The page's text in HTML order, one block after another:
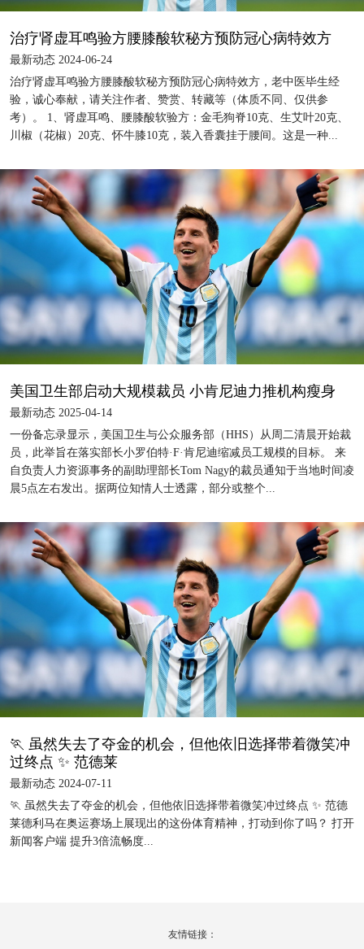
治疗肾虚耳鸣验方腰膝酸软秘方预防冠心病特效方
最新动态 2024-06-24
治疗肾虚耳鸣验方腰膝酸软秘方预防冠心病特效方，老中医毕生经
验，诚心奉献，请关注作者、赞赏、转藏等（体质不同、仅供参
考）。 1、肾虚耳鸣、腰膝酸软验方：金毛狗脊10克、生艾叶20克、
川椒（花椒）20克、怀牛膝10克，装入香囊挂于腰间。这是一种...
美国卫生部启动大规模裁员 小肯尼迪力推机构瘦身
最新动态 2025-04-14
一份备忘录显示，美国卫生与公众服务部（HHS）从周二清晨开始裁
员，此举旨在落实部长小罗伯特·F·肯尼迪缩减员工规模的目标。 来
自负责人力资源事务的副助理部长Tom Nagy的裁员通知于当地时间凌
晨5点左右发出。据两位知情人士透露，部分或整个...
🏃 虽然失去了夺金的机会，但他依旧选择带着微笑冲
过终点 ✨ 范德莱
最新动态 2024-07-11
🏃 虽然失去了夺金的机会，但他依旧选择带着微笑冲过终点 ✨ 范德
莱德利马在奥运赛场上展现出的这份体育精神，打动到你了吗？ 打开
新闻客户端 提升3倍流畅度...
友情链接：